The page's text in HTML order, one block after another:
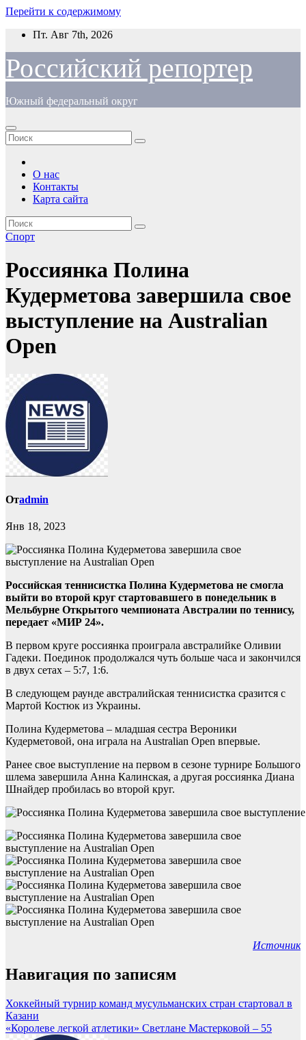
Перейти к содержимому
Пт. Авг 7th, 2026
Российский репортер
Южный федеральный округ
О нас
Контакты
Карта сайта
Спорт
Россиянка Полина
Кудерметова завершила свое
выступление на Australian
Open
Отadmin
Янв 18, 2023
Российская теннисистка Полина Кудерметова не смогла
выйти во второй круг стартовавшего в понедельник в
Мельбурне Открытого чемпионата Австралии по теннису,
передает «МИР 24».
В первом круге россиянка проиграла австралийке Оливии
Гадеки. Поединок продолжался чуть больше часа и закончился
в двух сетах – 5:7, 1:6.
В следующем раунде австралийская теннисистка сразится с
Мартой Костюк из Украины.
Полина Кудерметова – младшая сестра Вероники
Кудерметовой, она играла на Australian Open впервые.
Ранее свое выступление на первом в сезоне турнире Большого
шлема завершила Анна Калинская, а другая россиянка Диана
Шнайдер пробилась во второй круг.
Источник
Навигация по записям
Хоккейный турнир команд мусульманских стран стартовал в
Казани
«Королеве легкой атлетики» Светлане Мастерковой – 55